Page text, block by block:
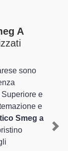
A
sono
e
e
Smeg a